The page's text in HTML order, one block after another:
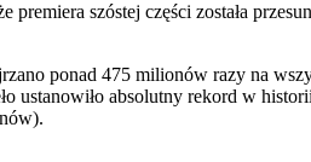
szóstej części została
ponad 475 milionów razy na
ustanowiło absolutny rekord w